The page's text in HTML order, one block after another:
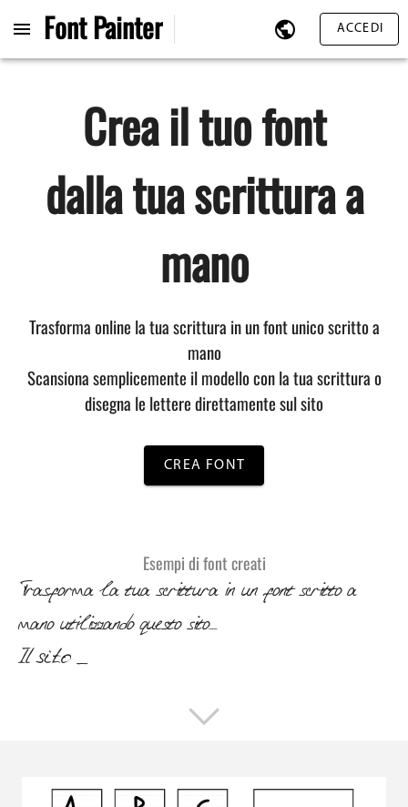
FontPainter ACCEDI
Crea il tuo font
dalla tua scrittura a
mano
Trasforma online la tua scrittura in un font unico scritto a
mano
Scansiona semplicemente il modello con la tua scrittura o
disegna le lettere direttamente sul sito
CREA FONT
Esempi di font creati
Trasforma la tua scrittura in un font scritto a
mano utilizzando questo sito_
Il sito è compl_